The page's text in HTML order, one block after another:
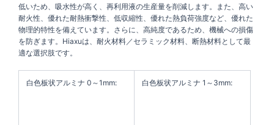
低いため、吸水性が高く、再利用液の生産量を削減します。また、高い
耐火性、優れた耐熱衝撃性、低収縮性、優れた熱負荷強度など、優れた
物理的特性を備えています。さらに、高純度であるため、機械への損傷
を防ぎます。Hiaxuは、耐火材料／セラミック材料、断熱材料として最
適な選択肢です。
白色板状アルミナ 0～1mm: 白色板状アルミナ 1～3mm: